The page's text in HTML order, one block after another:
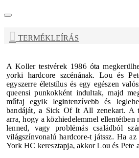
TERMÉKLEÍRÁS
A Koller testvérek 1986 óta
yorki hardcore szcénának. Lou és
egyszerre életstílus és egy egészen
queensi punkokként indultak, majd
műfaj egyik legintenzívebb és
bandáját, a Sick Of It All zenekart. A
arra, hogy a közhiedelemmel ellentétben
lenned, vagy problémás családból
világszínvonalú hardcore-t játssz. Ha
York HC keresztapja, akkor Lou és Pete